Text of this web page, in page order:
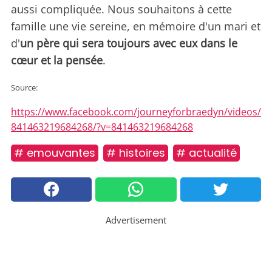
aussi compliquée. Nous souhaitons à cette
famille une vie sereine, en mémoire d'un mari et
d'un père qui sera toujours avec eux dans le
cœur et la pensée.
Source:
https://www.facebook.com/journeyforbraedyn/videos/
841463219684268/?v=841463219684268
# emouvantes # histoires # actualité
Advertisement